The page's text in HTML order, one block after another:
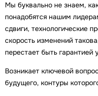
Мы буквально не знаем,
понадобятся нашим
сдвиги, технологические
скорость изменений
перестает быть гарантией
Возникает ключевой
будущего, контуры